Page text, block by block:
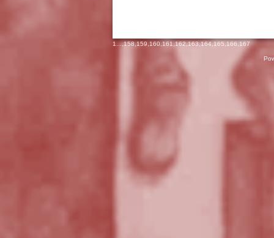
1 ...,158,159,160,161,162,163,164,165,166,167